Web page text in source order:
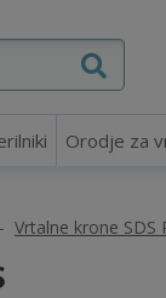
Orodje za
Vrtalne krone SDS